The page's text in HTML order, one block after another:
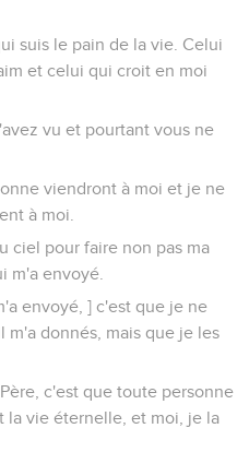
suis le pain de la vie. Celui
et celui qui croit en moi
vu et pourtant vous ne
viendront à moi et je ne
à moi.
ciel pour faire non pas ma
m'a envoyé.
envoyé, ] c'est que je ne
m'a donnés, mais que je les
c'est que toute personne
la vie éternelle, et moi, je la